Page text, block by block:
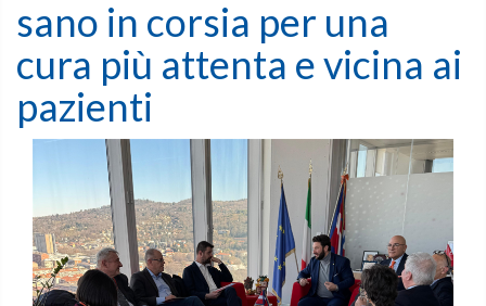
sano in corsia per una
cura più attenta e vicina ai
pazienti